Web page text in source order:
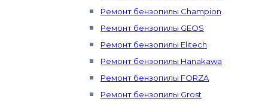
Ремонт бензопилы Champion
Ремонт бензопилы GEOS
Ремонт бензопилы Elitech
Ремонт бензопилы Hanakawa
Ремонт бензопилы FORZA
Ремонт бензопилы Grost